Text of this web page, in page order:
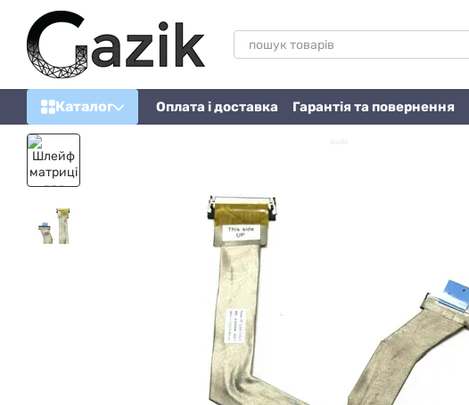
Перейти до основного контенту
Каталог Оплата і доставка Гарантія та повернення